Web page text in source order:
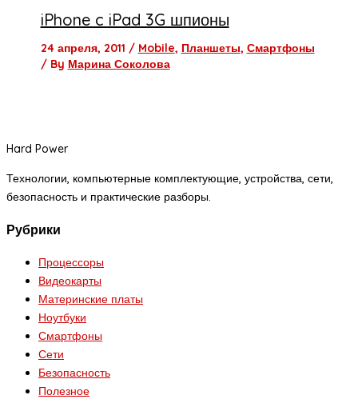
iPhone c iPad 3G шпионы
24 апреля, 2011 / Mobile, Планшеты, Смартфоны
/ By Марина Соколова
Hard Power
Технологии, компьютерные комплектующие, устройства, сети,
безопасность и практические разборы.
Рубрики
Процессоры
Видеокарты
Материнские платы
Ноутбуки
Смартфоны
Сети
Безопасность
Полезное